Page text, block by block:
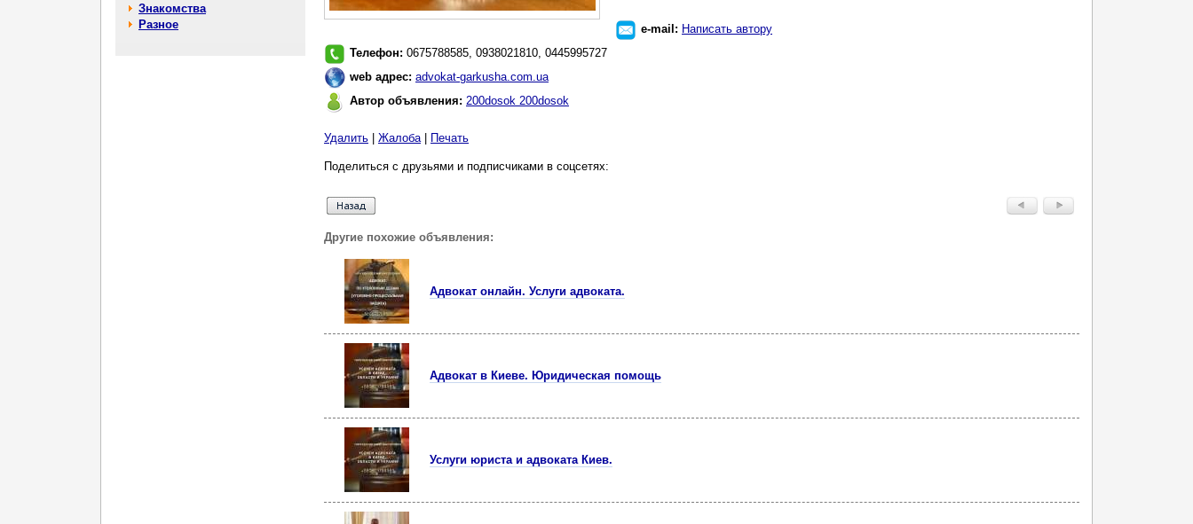
Знакомства
Разное
e-mail: Написать автору
Телефон: 0675788585, 0938021810, 0445995727
web адрес: advokat-garkusha.com.ua
Автор объявления: 200dosok 200dosok
Удалить Жалоба| Печать
Поделиться с друзьями и подписчиками в соцсетях:
Другие похожие объявления:
Адвокат онлайн. Услуги адвоката.
Адвокат в Киеве. Юридическая помощь
Услуги юриста и адвоката Киев.